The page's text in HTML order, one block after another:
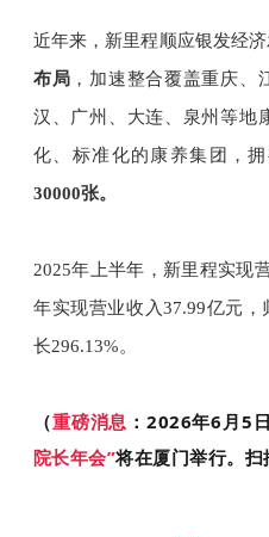
近年来，新里程顺应银发经
布局 ，加速整合覆盖重庆、
汉、广州、大连、泉州等地
化、标准化的康养集团，
30000张。
2025年上半年，新里程实现
年实现营业收入37.99亿元
长296.13%。
（重磅消息 ：2026年6月5
院长年会”将在厦门举行。扫